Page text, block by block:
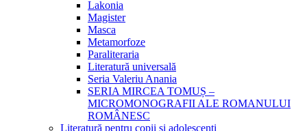
Lakonia
Magister
Masca
Metamorfoze
Paraliteraria
Literatură universală
Seria Valeriu Anania
SERIA MIRCEA TOMUȘ –
MICROMONOGRAFII ALE ROMANULUI
ROMÂNESC
Literatură pentru copii şi adolescenţi